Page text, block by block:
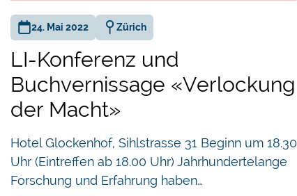
24. Mai 2022 Zürich
LI-Konferenz und
Buchvernissage «Verlockung
der Macht»
Hotel Glockenhof, Sihlstrasse 31 Beginn um 18.30
Uhr (Eintreffen ab 18.00 Uhr) Jahrhundertelange
Forschung und Erfahrung haben…